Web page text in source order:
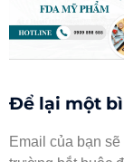
Để lại một
Email của bạn